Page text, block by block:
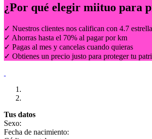
¿Por qué elegir miituo para
✓ Nuestros clientes nos califican con 4.7
✓ Ahorras hasta el 70% al pagar por km
✓ Pagas al mes y cancelas cuando quieras
✓ Obtienes un precio justo para proteger tu
Tus datos
Sexo:
Fecha de nacimiento: